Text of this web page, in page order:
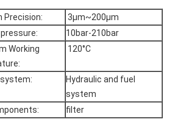
Precision:
3μm~200μm
10bar-210bar
Working
120°C
Hydraulic and fuel
system
filter